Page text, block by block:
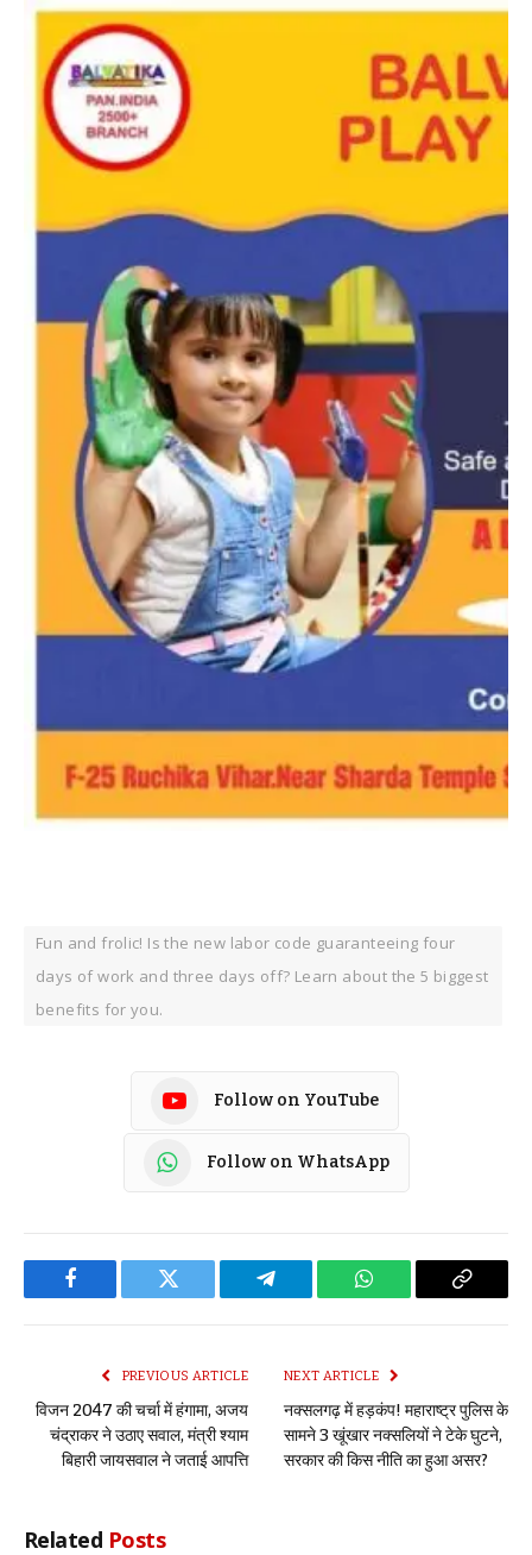
Fun and frolic! Is the new labor code guaranteeing four
days of work and three days off? Learn about the 5 biggest
benefits for you.
Follow on YouTube
Follow on WhatsApp
Facebook Twitter Telegram WhatsApp Copy
PREVIOUS ARTICLE
विजन 2047 की चर्चा में हंगामा, अजय
चंद्राकर ने उठाए सवाल, मंत्री श्याम
बिहारी जायसवाल ने जताई आपत्ति
NEXT ARTICLE
नक्सलगढ़ में हड़कंप! महाराष्ट्र पुलिस के
सामने 3 खूंखार नक्सलियों ने टेके घुटने,
सरकार की किस नीति का हुआ असर?
Related Posts